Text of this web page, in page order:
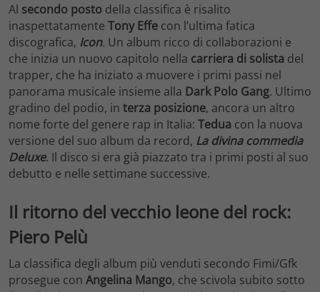
Al secondo posto della classifica è risalito
inaspettatamente Tony Effe con l’ultima fatica
discografica, Icon. Un album ricco di collaborazioni e
che inizia un nuovo capitolo nella carriera di solista del
trapper, che ha iniziato a muovere i primi passi nel
panorama musicale insieme alla Dark Polo Gang. Ultimo
gradino del podio, in terza posizione, ancora un altro
nome forte del genere rap in Italia: Tedua con la nuova
versione del suo album da record, La divina commedia
Deluxe. Il disco si era già piazzato tra i primi posti al suo
debutto e nelle settimane successive.
Il ritorno del vecchio leone del rock:
Piero Pelù
La classifica degli album più venduti secondo Fimi/Gfk
prosegue con Angelina Mango, che scivola subito sotto